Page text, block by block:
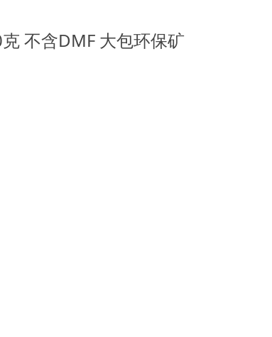
不含DMF 大包环保矿